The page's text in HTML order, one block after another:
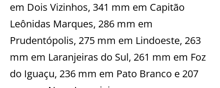
em Dois Vizinhos, 341 mm em Capitão
Leônidas Marques, 286 mm em
Prudentópolis, 275 mm em Lindoeste, 263
mm em Laranjeiras do Sul, 261 mm em Foz
do Iguaçu, 236 mm em Pato Branco e 207